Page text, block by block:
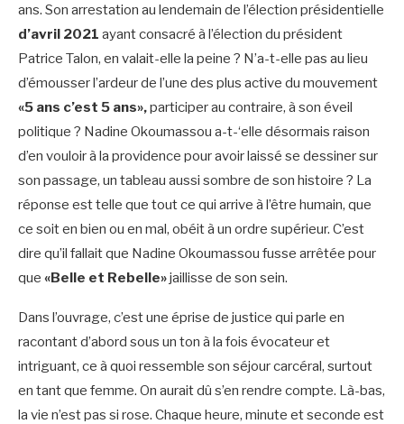
ans. Son arrestation au lendemain de l’élection présidentielle
d’avril 2021 ayant consacré à l’élection du président
Patrice Talon, en valait-elle la peine ? N’a-t-elle pas au lieu
d’émousser l’ardeur de l’une des plus active du mouvement
«5 ans c’est 5 ans»,participer au contraire, à son éveil
politique ? Nadine Okoumassou a-t-‘elle désormais raison
d’en vouloir à la providence pour avoir laissé se dessiner sur
son passage, un tableau aussi sombre de son histoire ? La
réponse est telle que tout ce qui arrive à l’être humain, que
ce soit en bien ou en mal, obéit à un ordre supérieur. C’est
dire qu’il fallait que Nadine Okoumassou fusse arrêtée pour
que «Belle et Rebelle»jaillisse de son sein.
Dans l’ouvrage, c’est une éprise de justice qui parle en
racontant d’abord sous un ton à la fois évocateur et
intriguant, ce à quoi ressemble son séjour carcéral, surtout
en tant que femme. On aurait dû s’en rendre compte. Là-bas,
la vie n’est pas si rose. Chaque heure, minute et seconde est